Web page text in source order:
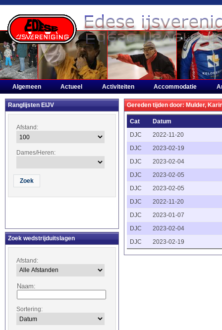
Algemeen Actueel Activiteiten Accommodatie
Ranglijsten EIJV
Afstand:
Dames/Heren:
Zoek wedstrijduitslagen
Afstand:
Naam:
Sortering:
Gereden tijden door: Mulder,
Cat
Datum
DJC
2022-11-20
DJC
2023-02-19
DJC
2023-02-04
DJC
2023-02-05
DJC
2023-02-05
DJC
2022-11-20
DJC
2023-01-07
DJC
2023-02-04
DJC
2023-02-19